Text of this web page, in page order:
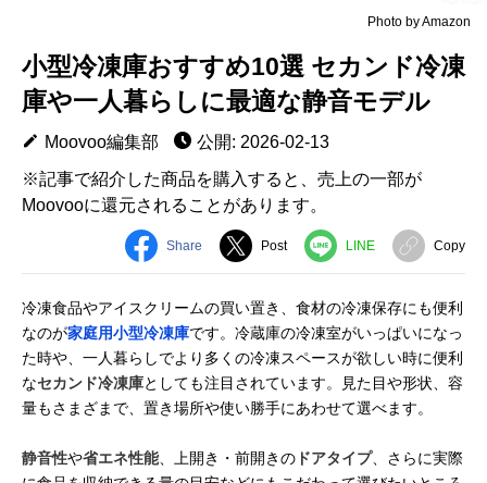
Photo by Amazon
小型冷凍庫おすすめ10選 セカンド冷凍
庫や一人暮らしに最適な静音モデル
Moovoo編集部
公開: 2026-02-13
※記事で紹介した商品を購入すると、売上の一部が
Moovooに還元されることがあります。
Share Post LINE Copy
冷凍食品やアイスクリームの買い置き、食材の冷凍保存にも便利
なのが家庭用小型冷凍庫です。冷蔵庫の冷凍室がいっぱいになっ
た時や、一人暮らしでより多くの冷凍スペースが欲しい時に便利
なセカンド冷凍庫としても注目されています。見た目や形状、容
量もさまざまで、置き場所や使い勝手にあわせて選べます。
静音性や省エネ性能、上開き・前開きの ドアタイプ、さらに実際